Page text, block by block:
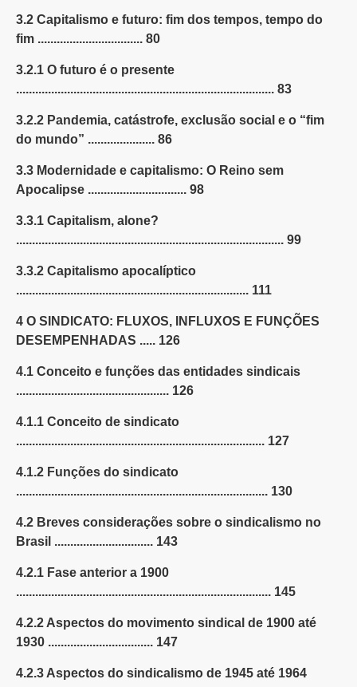
3.2 Capitalismo e futuro: fim dos tempos, tempo do
fim ................................. 80
3.2.1 O futuro é o presente
................................................................................. 83
3.2.2 Pandemia, catástrofe, exclusão social e o “fim
do mundo” ..................... 86
3.3 Modernidade e capitalismo: O Reino sem
Apocalipse ............................... 98
3.3.1 Capitalism, alone?
.................................................................................... 99
3.3.2 Capitalismo apocalíptico
......................................................................... 111
4 O SINDICATO: FLUXOS, INFLUXOS E FUNÇÕES
DESEMPENHADAS ..... 126
4.1 Conceito e funções das entidades sindicais
................................................ 126
4.1.1 Conceito de sindicato
.............................................................................. 127
4.1.2 Funções do sindicato
............................................................................... 130
4.2 Breves considerações sobre o sindicalismo no
Brasil ............................... 143
4.2.1 Fase anterior a 1900
................................................................................ 145
4.2.2 Aspectos do movimento sindical de 1900 até
1930 ................................. 147
4.2.3 Aspectos do sindicalismo de 1945 até 1964